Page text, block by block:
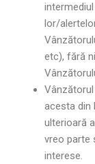
lor/
etc), fără
acesta din
ulterioară
vreo parte
interese.